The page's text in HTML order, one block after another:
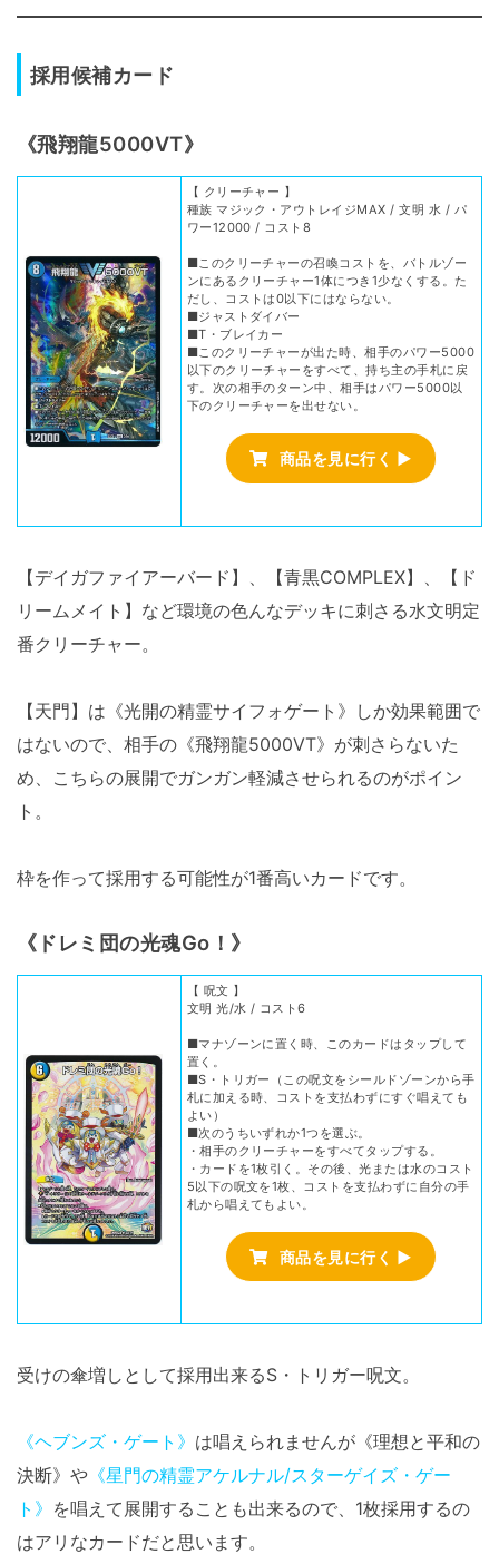
採用候補カード
《飛翔龍5000VT》
【 クリーチャー 】
種族 マジック・アウトレイジMAX / 文明 水 / パ
ワー12000 / コスト8
■このクリーチャーの召喚コストを、バトルゾー
ンにあるクリーチャー1体につき1少なくする。た
だし、コストは0以下にはならない。
■ジャストダイバー
■T・ブレイカー
■このクリーチャーが出た時、相手のパワー5000
以下のクリーチャーをすべて、持ち主の手札に戻
す。次の相手のターン中、相手はパワー5000以
下のクリーチャーを出せない。
商品を見に行く ▶
【デイガファイアーバード】、【青黒COMPLEX】、【ド
リームメイト】など環境の色んなデッキに刺さる水文明定
番クリーチャー。
【天門】は《光開の精霊サイフォゲート》しか効果範囲で
はないので、相手の《飛翔龍5000VT》が刺さらないた
め、こちらの展開でガンガン軽減させられるのがポイン
ト。
枠を作って採用する可能性が1番高いカードです。
《ドレミ団の光魂Go！》
【 呪文 】
文明 光/水 / コスト6
■マナゾーンに置く時、このカードはタップして
置く。
■S・トリガー（この呪文をシールドゾーンから手
札に加える時、コストを支払わずにすぐ唱えても
よい）
■次のうちいずれか1つを選ぶ。
・相手のクリーチャーをすべてタップする。
・カードを1枚引く。その後、光または水のコスト
5以下の呪文を1枚、コストを支払わずに自分の手
札から唱えてもよい。
商品を見に行く ▶
受けの傘増しとして採用出来るS・トリガー呪文。
《ヘブンズ・ゲート》 は唱えられませんが《理想と平和の
決断》や 《星門の精霊アケルナル/スターゲイズ・ゲー
ト》 を唱えて展開することも出来るので、1枚採用するの
はアリなカードだと思います。